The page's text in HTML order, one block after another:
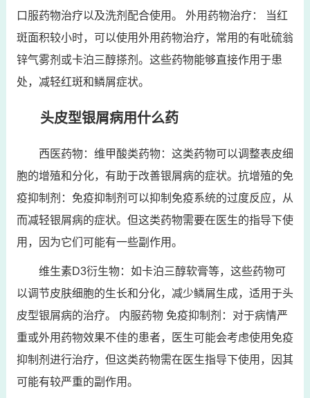
口服药物治疗以及洗剂配合使用。 外用药物治疗： 当红
斑面积较小时，可以使用外用药物治疗，常用的有吡硫翁
锌气雾剂或卡泊三醇搽剂。这些药物能够直接作用于患
处，减轻红斑和鳞屑症状。
头皮型银屑病用什么药
西医药物：维甲酸类药物：这类药物可以调整表皮细
胞的增殖和分化，有助于改善银屑病的症状。抗增殖的免
疫抑制剂：免疫抑制剂可以抑制免疫系统的过度反应，从
而减轻银屑病的症状。但这类药物需要在医生的指导下使
用，因为它们可能有一些副作用。
维生素D3衍生物：如卡泊三醇软膏等，这些药物可
以调节皮肤细胞的生长和分化，减少鳞屑生成，适用于头
皮型银屑病的治疗。 内服药物 免疫抑制剂：对于病情严
重或外用药物效果不佳的患者，医生可能会考虑使用免疫
抑制剂进行治疗，但这类药物需在医生指导下使用，因其
可能有较严重的副作用。